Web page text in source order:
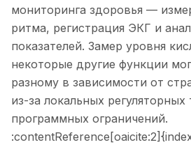
мониторинга здоровья —
ритма, регистрация ЭКГ и
показателей. Замер уровня
некоторые другие функции
разному в зависимости от
из-за локальных
программных ограничений.